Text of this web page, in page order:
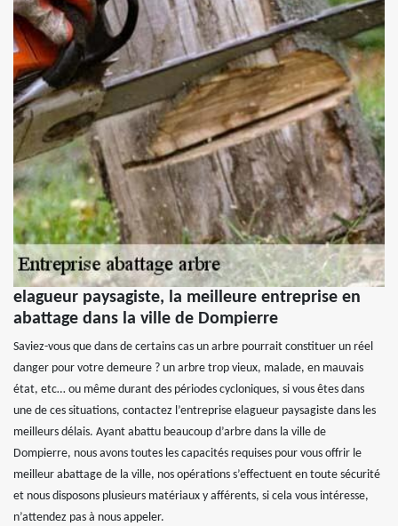
elagueur paysagiste, la meilleure entreprise en
abattage dans la ville de Dompierre
Saviez-vous que dans de certains cas un arbre pourrait constituer un réel
danger pour votre demeure ? un arbre trop vieux, malade, en mauvais
état, etc… ou même durant des périodes cycloniques, si vous êtes dans
une de ces situations, contactez l’entreprise elagueur paysagiste dans les
meilleurs délais. Ayant abattu beaucoup d’arbre dans la ville de
Dompierre, nous avons toutes les capacités requises pour vous offrir le
meilleur abattage de la ville, nos opérations s’effectuent en toute sécurité
et nous disposons plusieurs matériaux y afférents, si cela vous intéresse,
n’attendez pas à nous appeler.